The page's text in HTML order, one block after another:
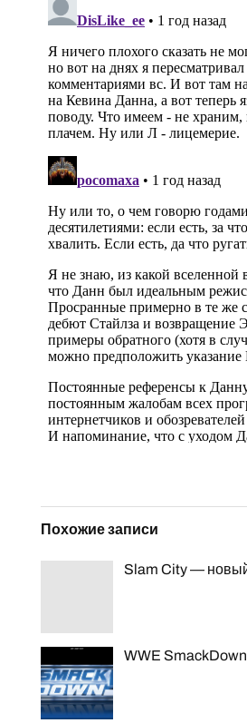
Похожие записи
Slam City —
WWE